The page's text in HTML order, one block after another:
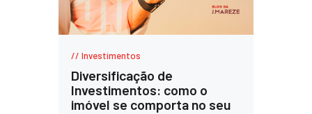
Investimentos
Diversificação de
Investimentos: como o
imóvel se comporta no seu